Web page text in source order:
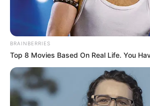
BRAINBERRIES
Top 8 Movies Based On Real Life. You